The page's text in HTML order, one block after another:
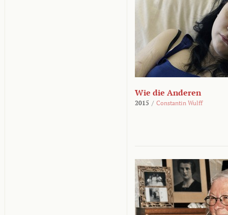
Wie die Anderen
2015 / Constantin Wulff